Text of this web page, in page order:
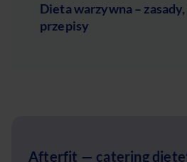
Dieta warzywna –
przepisy
Afterfit — catering